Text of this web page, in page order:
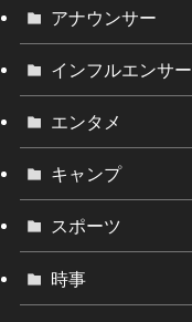
アナウンサー
インフルエンサー
エンタメ
キャンプ
スポーツ
時事